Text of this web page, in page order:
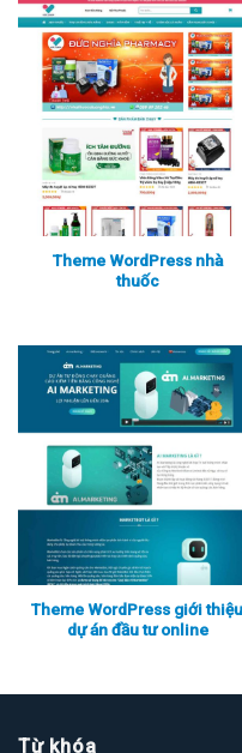
Xem thực tế Xem chi tiết
Xem thực tế Xem chi tiết
Theme WordPress nhà
thuốc
Theme WordPress giới thiệu
dự án đầu tư online
Từ khóa